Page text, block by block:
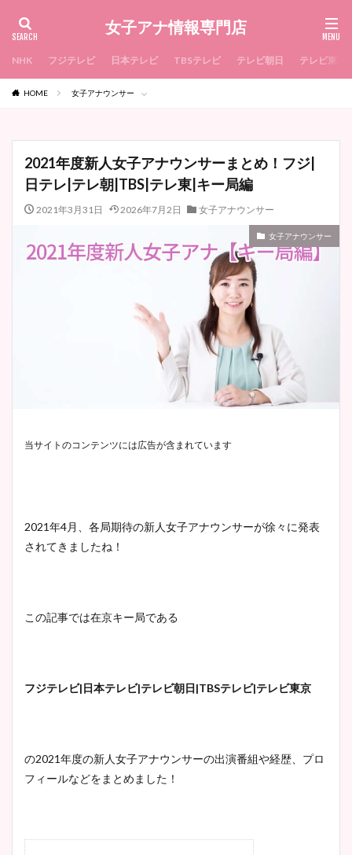
女子アナ情報専門店
NHK フジテレビ 日本テレビ TBSテレビ テレビ朝日 テレビ東京
HOME 女子アナウンサー
2021年度新人女子アナウンサーまとめ！フジ|
日テレ|テレ朝|TBS|テレ東|キー局編
2021年3月31日 2026年7月2日 女子アナウンサー
女子アナウンサー
当サイトのコンテンツには広告が含まれています
2021年4月、各局期待の新人女子アナウンサーが徐々に発表
されてきましたね！
この記事では在京キー局である
フジテレビ|日本テレビ|テレビ朝日|TBSテレビ|テレビ東京
の2021年度の新人女子アナウンサーの出演番組や経歴、プロ
フィールなどをまとめました！